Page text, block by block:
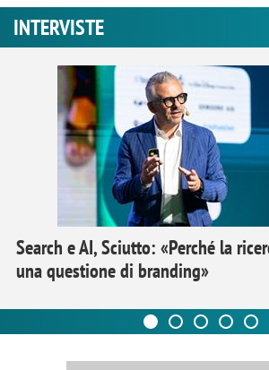
INTERVISTE
Search e AI, Sciutto: «Perché la
una questione di branding»